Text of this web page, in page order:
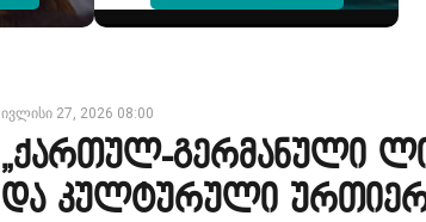
ივლისი 27, 2026 08:00
„ქართულ-გერმანული
და კულტურული